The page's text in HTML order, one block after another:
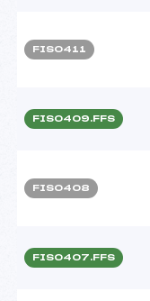
FIS0411
FIS0409.FFS
FIS0408
FIS0407.FFS